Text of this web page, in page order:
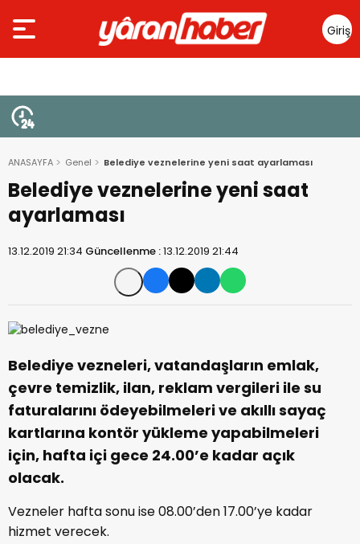
Giriş
Yap
ANASAYFA Genel Belediye veznelerine yeni saat ayarlaması
Belediye veznelerine yeni saat
ayarlaması
13.12.2019 21:34 Güncellenme :13.12.2019 21:44
Belediye vezneleri, vatandaşların emlak,
çevre temizlik, ilan, reklam vergileri ile su
faturalarını ödeyebilmeleri ve akıllı sayaç
kartlarına kontör yükleme yapabilmeleri
için, hafta içi gece 24.00’e kadar açık
olacak.
Vezneler hafta sonu ise 08.00’den 17.00’ye kadar
hizmet verecek.